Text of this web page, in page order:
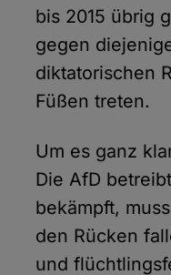
bis 2015 übrig
gegen
diktatorischen
Füßen treten.
Um es ganz
Die AfD
bekämpft,
den Rücken
und